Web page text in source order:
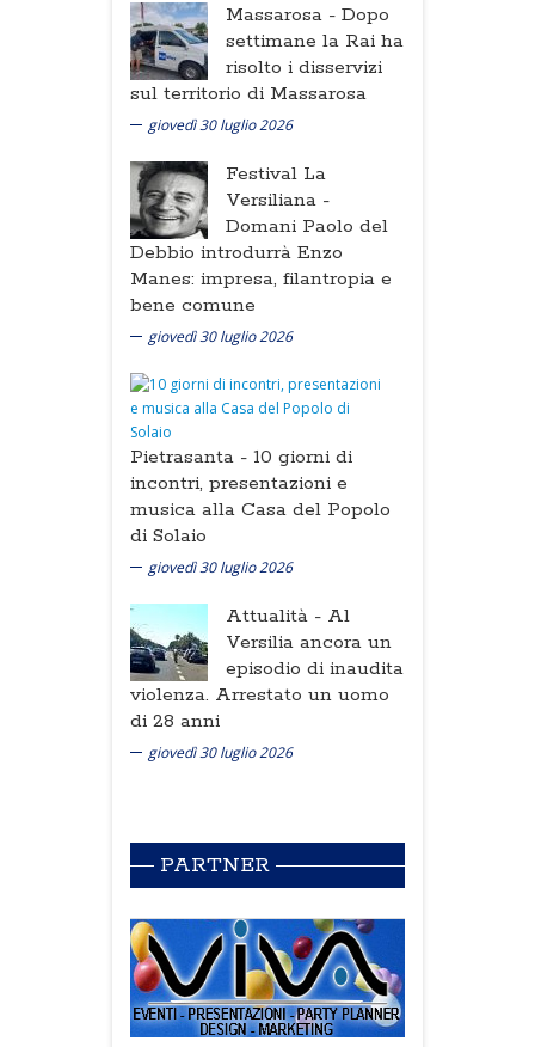
Massarosa - Dopo
settimane la Rai ha
risolto i disservizi
sul territorio di Massarosa
giovedì 30 luglio 2026
Festival La
Versiliana -
Domani Paolo del
Debbio introdurrà Enzo
Manes: impresa, filantropia e
bene comune
giovedì 30 luglio 2026
Pietrasanta - 10 giorni di
incontri, presentazioni e
musica alla Casa del Popolo
di Solaio
giovedì 30 luglio 2026
Attualità - Al
Versilia ancora un
episodio di inaudita
violenza. Arrestato un uomo
di 28 anni
giovedì 30 luglio 2026
PARTNER